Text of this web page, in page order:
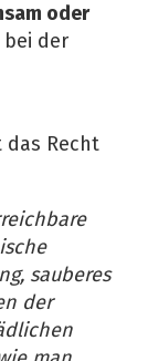
oder
bei der
das Recht
sauberes
der